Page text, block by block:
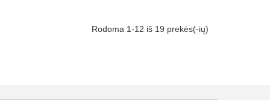
Rodoma 1-12 iš 19 prekės(-ių)